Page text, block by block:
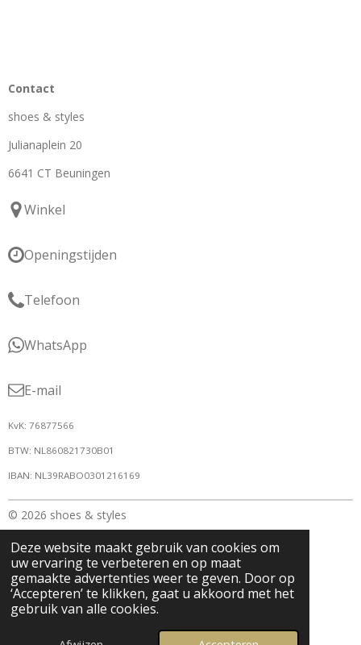
Deze website maakt gebruik van cookies om
uw ervaring te verbeteren en op maat
gemaakte advertenties weer te geven. Door op
‘Accepteren’ te klikken, gaat u akkoord met het
gebruik van alle cookies.
Contact
shoes & styles
Julianaplein 20
6641 CT Beuningen
Winkel
Openingstijden
Telefoon
WhatsApp
E-mail
KvK: 76877566
BTW: NL860821730B01
IBAN: NL39RABO0301216169
© 2026 shoes & styles